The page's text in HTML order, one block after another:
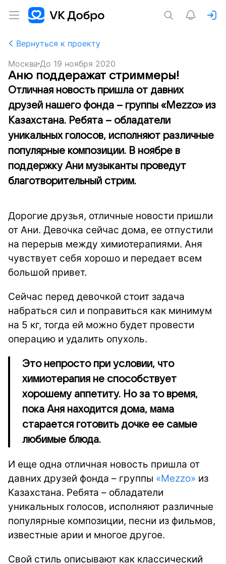
Вернуться к проекту
Москва До 19 ноября 2020
Аню поддеражат стриммеры!
Отличная новость пришла от давних
друзей нашего фонда – группы «Mezzo» из
Казахстана. Ребята – обладатели
уникальных голосов, исполняют различные
популярные композиции. В ноябре в
поддержку Ани музыканты проведут
благотворительный стрим.
Дорогие друзья, отличные новости пришли
от Ани. Девочка сейчас дома, ее отпустили
на перерыв между химиотерапиями. Аня
чувствует себя хорошо и передает всем
большой привет.
Сейчас перед девочкой стоит задача
набраться сил и поправиться как минимум
на 5 кг, тогда ей можно будет провести
операцию и удалить опухоль.
Это непросто при условии, что
химиотерапия не способствует
хорошему аппетиту. Но за то время,
пока Аня находится дома, мама
старается готовить дочке ее самые
любимые блюда.
И еще одна отличная новость пришла от
давних друзей фонда – группы «Mezzo» из
Казахстана. Ребята – обладатели
уникальных голосов, исполняют различные
популярные композиции, песни из фильмов,
известные арии и многое другое.
Свой стиль описывают как классический